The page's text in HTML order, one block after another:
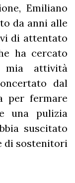
Emiliano
da anni alle
di attentato
ha cercato
attività
dal
per fermare
una pulizia
suscitato
di sostenitori